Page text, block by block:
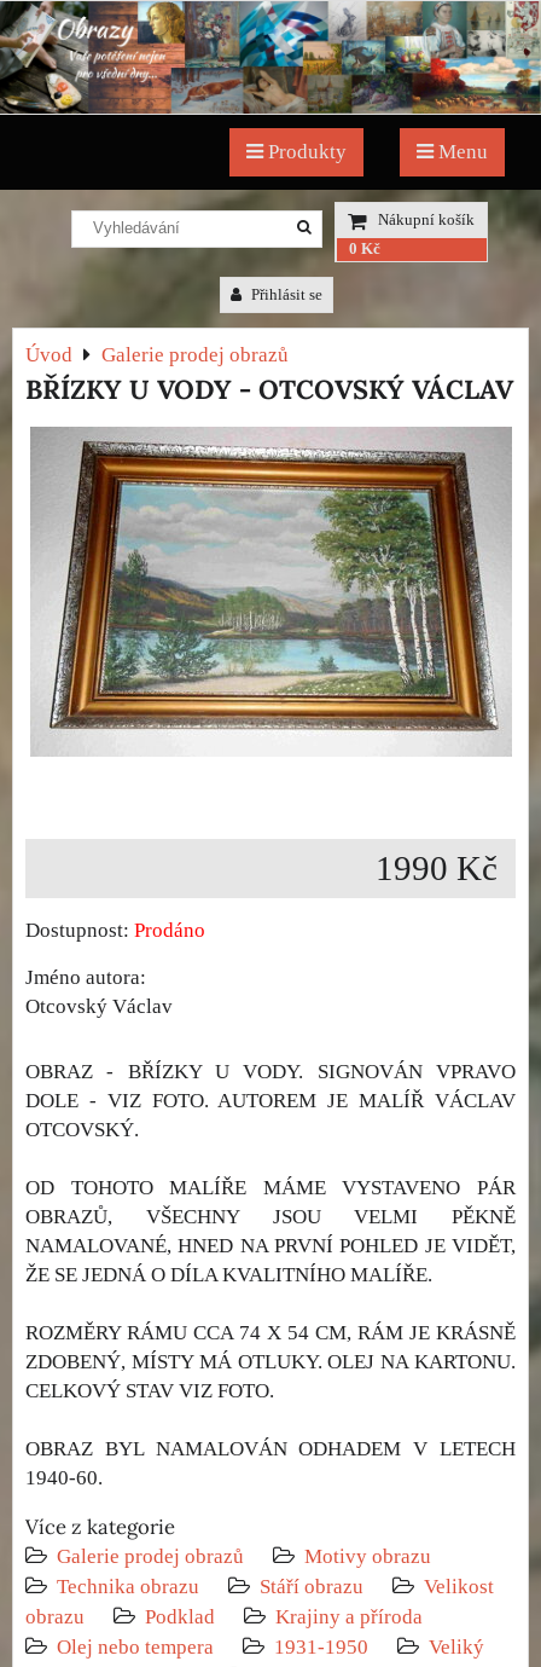
Produkty Menu
Nákupní košík
0 Kč
Přihlásit se
Úvod Galerie prodej obrazů
BŘÍZKY U VODY - OTCOVSKÝ VÁCLAV
1990 Kč
Dostupnost: Prodáno
Jméno autora:
Otcovský Václav
OBRAZ - BŘÍZKY U VODY. SIGNOVÁN VPRAVO
DOLE - VIZ FOTO. AUTOREM JE MALÍŘ VÁCLAV
OTCOVSKÝ.
OD TOHOTO MALÍŘE MÁME VYSTAVENO PÁR
OBRAZŮ, VŠECHNY JSOU VELMI PĚKNĚ
NAMALOVANÉ, HNED NA PRVNÍ POHLED JE VIDĚT,
ŽE SE JEDNÁ O DÍLA KVALITNÍHO MALÍŘE.
ROZMĚRY RÁMU CCA 74 X 54 CM, RÁM JE KRÁSNĚ
ZDOBENÝ, MÍSTY MÁ OTLUKY. OLEJ NA KARTONU.
CELKOVÝ STAV VIZ FOTO.
OBRAZ BYL NAMALOVÁN ODHADEM V LETECH
1940-60.
Více z kategorie
Galerie prodej obrazů
Motivy obrazu
Technika obrazu
Stáří obrazu
Velikost
obrazu
Podklad
Krajiny a příroda
Olej nebo tempera
1931-1950
Veliký